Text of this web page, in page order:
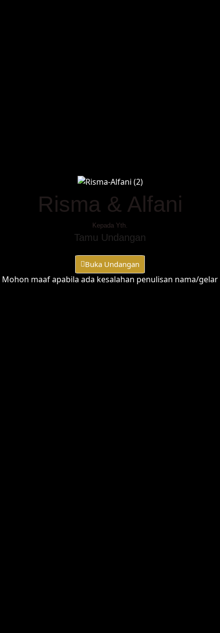
Risma & Alfani
Kepada Yth.
Tamu Undangan
Buka Undangan
Mohon maaf apabila ada kesalahan penulisan nama/gelar